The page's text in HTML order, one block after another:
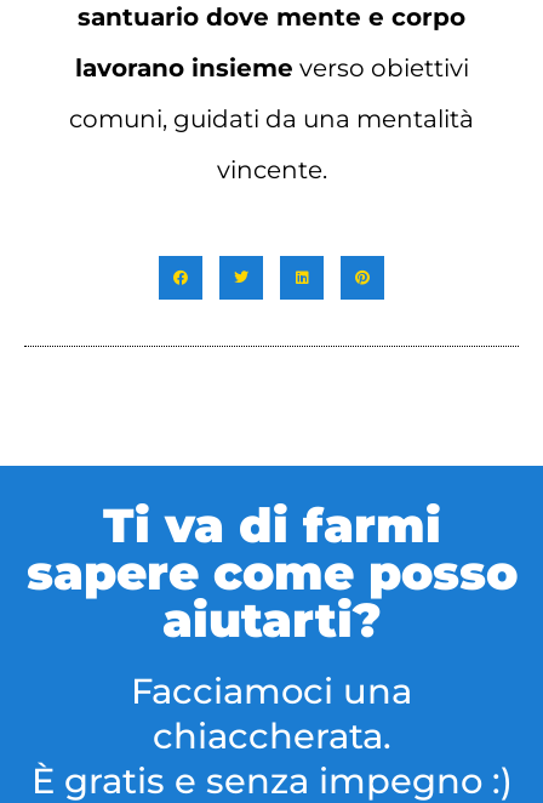
santuario dove mente e corpo
lavorano insieme verso obiettivi
comuni, guidati da una mentalità
vincente.
Ti va di farmi
sapere come posso
aiutarti?
Facciamoci una
chiaccherata.
È gratis e senza impegno :)